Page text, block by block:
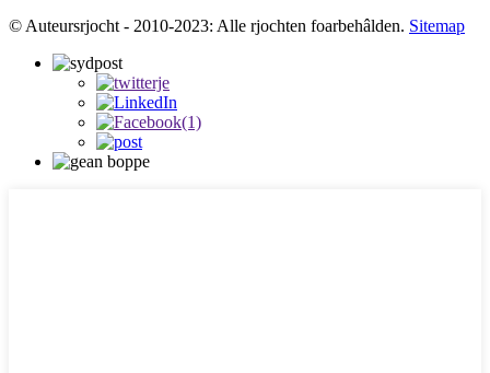
© Auteursrjocht - 2010-2023: Alle rjochten foarbehâlden. Sitemap